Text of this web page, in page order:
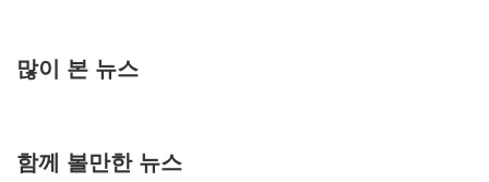
많이 본 뉴스
함께 볼만한 뉴스